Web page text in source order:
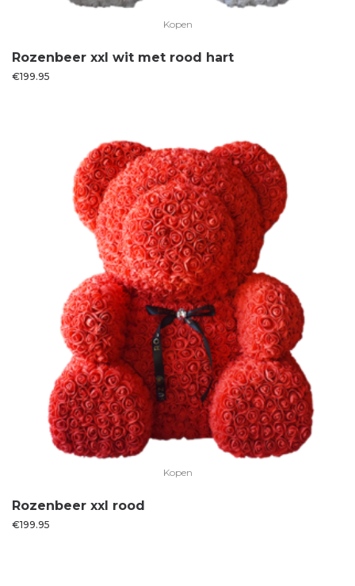
Kopen
Rozenbeer xxl wit met rood hart
€199.95
Kopen
Rozenbeer xxl rood
€199.95